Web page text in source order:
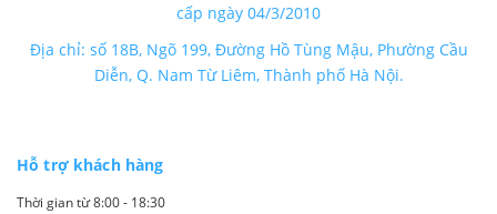
cấp ngày 04/3/2010
Địa chỉ: số 18B, Ngõ 199, Đường Hồ Tùng Mậu, Phường Cầu
Diễn, Q. Nam Từ Liêm, Thành phố Hà Nội.
Hỗ trợ khách hàng
Thời gian từ 8:00 - 18:30